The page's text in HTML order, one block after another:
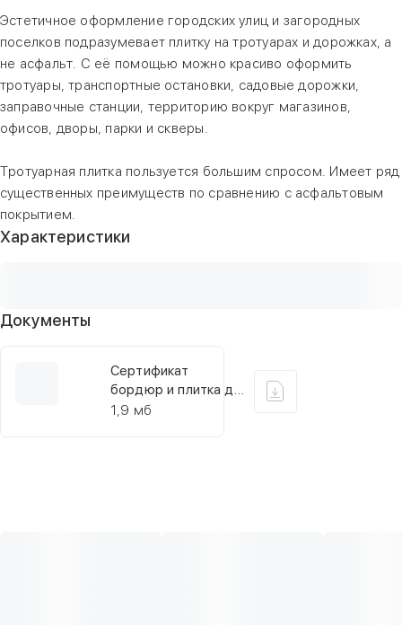
Эстетичное оформление городских улиц и загородных
поселков подразумевает плитку на тротуарах и дорожках, а
не асфальт. С её помощью можно красиво оформить
тротуары, транспортные остановки, садовые дорожки,
заправочные станции, территорию вокруг магазинов,
офисов, дворы, парки и скверы.
Тротуарная плитка пользуется большим спросом. Имеет ряд
существенных преимуществ по сравнению с асфальтовым
покрытием.
Характеристики
Документы
Сертификат
бордюр и плитка до
24,10,2025
1,9 мб